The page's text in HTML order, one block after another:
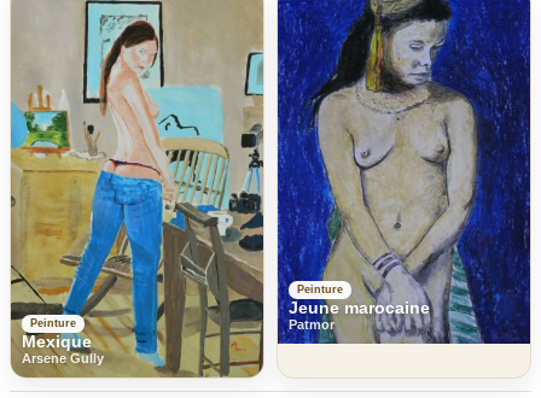
Peinture
Mexique
Arsene Gully
Peinture
Jeune marocaine
Patmor